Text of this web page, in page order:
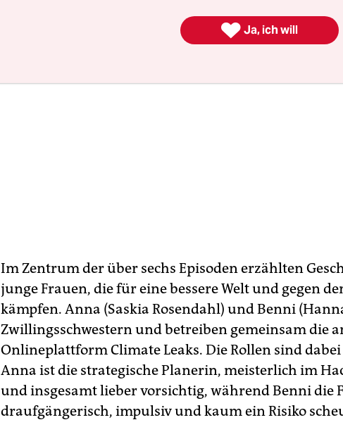
Im Zentrum der über sechs Episoden erzählten
junge Frauen, die für eine bessere Welt und gegen
kämpfen. Anna (Saskia Rosendahl) und Benni
Zwillingsschwestern und betreiben gemeinsam die
Onlineplattform Climate Leaks. Die Rollen sind
Anna ist die strategische Planerin, meisterlich im
und insgesamt lieber vorsichtig, während Benni die
draufgängerisch, impulsiv und kaum ein Risiko
 Ja, ich will